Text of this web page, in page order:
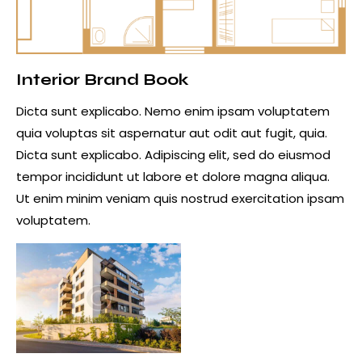
Interior Brand Book
Dicta sunt explicabo. Nemo enim ipsam voluptatem
quia voluptas sit aspernatur aut odit aut fugit, quia.
Dicta sunt explicabo. Adipiscing elit, sed do eiusmod
tempor incididunt ut labore et dolore magna aliqua.
Ut enim minim veniam quis nostrud exercitation ipsam
voluptatem.